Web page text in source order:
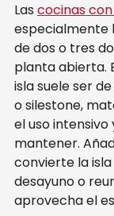
Las cocinas
especialmente
de dos o tres
planta abierta.
isla suele ser
o silestone,
el uso intensivo
mantener.
convierte la
desayuno o
aprovecha el